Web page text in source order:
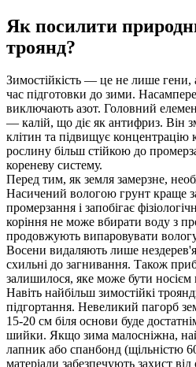
Як посилити
троянд?
Зимостійкість — це не лише гени,
час підготовки до зими.
виключають азот. Головний
— калій, що діє як антифриз. Він
клітин та підвищує концентрацію
рослину більш стійкою до
кореневу систему.
Перед тим, як земля замерзне,
Насичений вологою грунт краще
промерзання і запобігає
коріння не може вбирати воду з
продовжують випаровувати
Восени видаляють лише
схильні до загнивання. Також
залишилося, яке може бути носієм
Навіть найбільш зимостійкі
підгортання. Невеликий пагорб
15-20 см біля основи буде
шийки. Якщо зима малосніжна,
лапник або спанбонд (щільністю
матеріали забезпечують захист